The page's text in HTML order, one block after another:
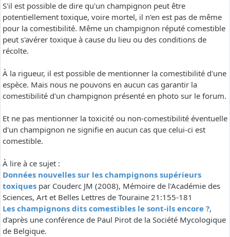
S'il est possible de dire qu'un champignon peut être
potentiellement toxique, voire mortel, il n'en est pas de même
pour la comestibilité. Même un champignon réputé comestible
peut s'avérer toxique à cause du lieu ou des conditions de
récolte.
À la rigueur, il est possible de mentionner la comestibilité d'une
espèce. Mais nous ne pouvons en aucun cas garantir la
comestibilité d'un champignon présenté en photo sur le forum.
Et ne pas mentionner la toxicité ou non-comestibilité éventuelle
d'un champignon ne signifie en aucun cas que celui-ci est
comestible.
À lire à ce sujet :
Données nouvelles sur les champignons supérieurs
toxiques par Couderc JM (2008), Mémoire de l'Académie des
Sciences, Art et Belles Lettres de Touraine 21:155-181
Les champignons dits comestibles le sont-ils encore ?,
d'après une conférence de Paul Pirot de la Société Mycologique
de Belgique.